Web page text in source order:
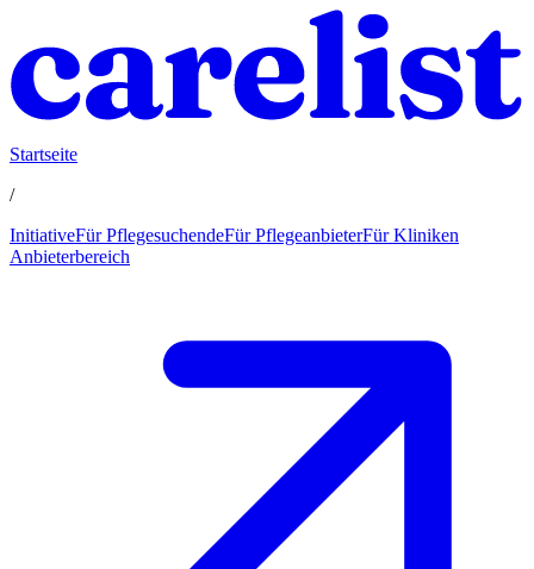
Startseite
/
InitiativeFür PflegesuchendeFür PflegeanbieterFür Kliniken
Anbieterbereich